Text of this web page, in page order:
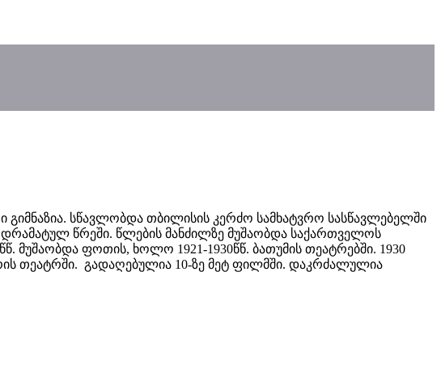
გიმნაზია. სწავლობდა თბილისის კერძო სამხატვრო სასწავლებელში
დრამატულ წრეში. წლების მანძილზე მუშაობდა საქართველოს
მუშაობდა ფოთის, ხოლო 1921-1930წწ. ბათუმის თეატრებში. 1930
თეატრში. გადაღებულია 10-ზე მეტ ფილმში. დაკრძალულია